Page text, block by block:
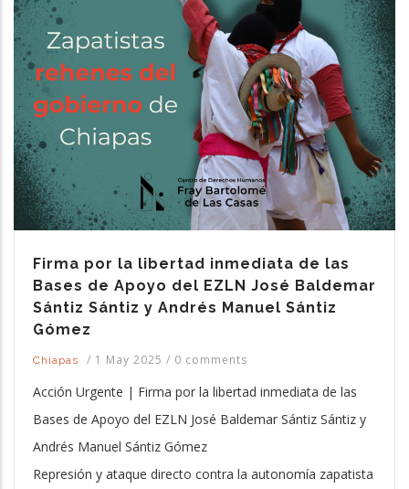
Firma por la libertad inmediata de las
Bases de Apoyo del EZLN José Baldemar
Sántiz Sántiz y Andrés Manuel Sántiz
Gómez
Chiapas / 1 May 2025 / 0 comments
Acción Urgente | Firma por la libertad inmediata de las
Bases de Apoyo del EZLN José Baldemar Sántiz Sántiz y
Andrés Manuel Sántiz Gómez
Represión y ataque directo contra la autonomía zapatista